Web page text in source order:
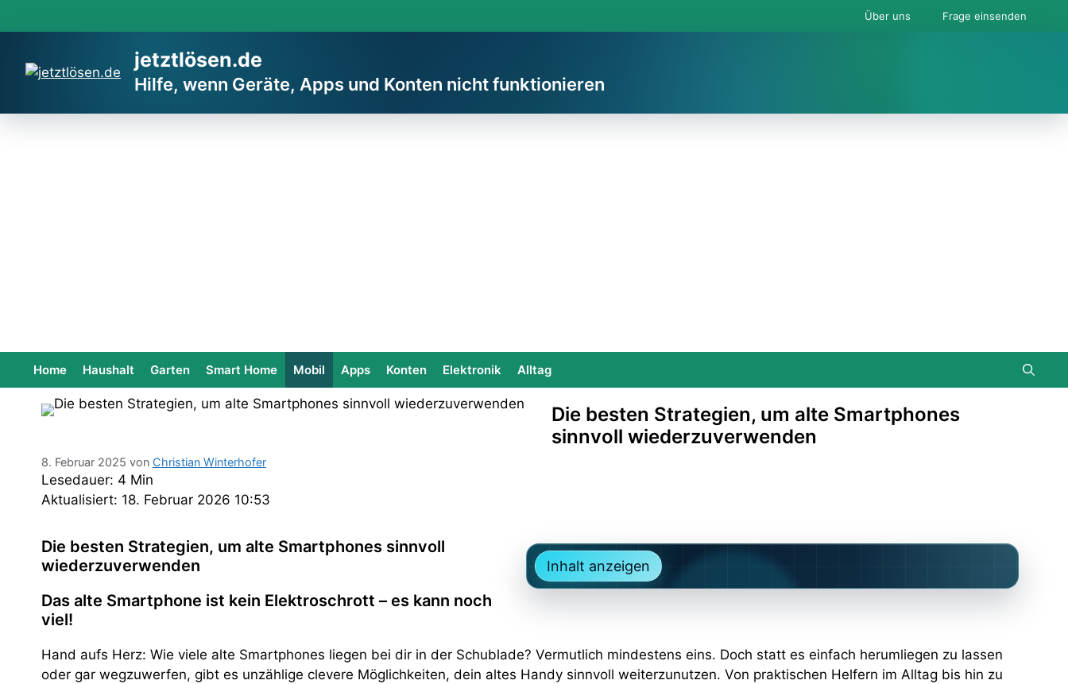
Inhalt
Über uns Frage einsenden
jetztlösen.de
Hilfe, wenn Geräte, Apps und Konten nicht funktionieren
Home Haushalt Garten Smart Home Mobil Apps Konten Elektronik Alltag
Die besten Strategien, um alte Smartphones
sinnvoll wiederzuverwenden
8. Februar 2025 von Christian Winterhofer
Lesedauer: 4 Min
Aktualisiert: 18. Februar 2026 10:53
Inhalt anzeigen
Die besten Strategien, um alte Smartphones sinnvoll
wiederzuverwenden
Das alte Smartphone ist kein Elektroschrott – es kann noch
viel!
Hand aufs Herz: Wie viele alte Smartphones liegen bei dir in der Schublade? Vermutlich mindestens eins. Doch statt es einfach herumliegen zu lassen
oder gar wegzuwerfen, gibt es unzählige clevere Möglichkeiten, dein altes Handy sinnvoll weiterzunutzen. Von praktischen Helfern im Alltag bis hin zu